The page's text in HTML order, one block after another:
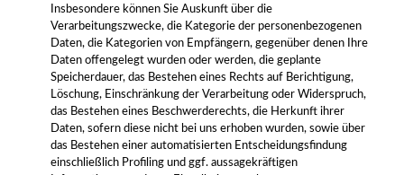
Insbesondere können Sie Auskunft über die
Verarbeitungszwecke, die Kategorie der personenbezogenen
Daten, die Kategorien von Empfängern, gegenüber denen Ihre
Daten offengelegt wurden oder werden, die geplante
Speicherdauer, das Bestehen eines Rechts auf Berichtigung,
Löschung, Einschränkung der Verarbeitung oder Widerspruch,
das Bestehen eines Beschwerderechts, die Herkunft ihrer
Daten, sofern diese nicht bei uns erhoben wurden, sowie über
das Bestehen einer automatisierten Entscheidungsfindung
einschließlich Profiling und ggf. aussagekräftigen